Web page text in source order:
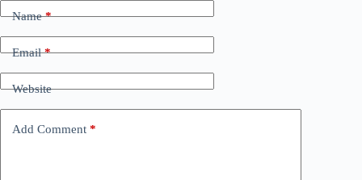
Name*
Email*
Website
Add Comment *